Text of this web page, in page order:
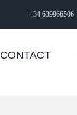
+34 639966506
CONTACT